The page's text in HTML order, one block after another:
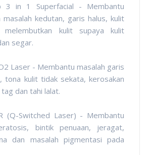
3 in 1 Superfacial - Membantu
masalah kedutan, garis halus, kulit
melembutkan kulit supaya kulit
segar.
Laser - Membantu masalah garis
tona kulit tidak sekata, kerosakan
dan tahi lalat.
(Q-Switched Laser) - Membantu
bintik penuaan, jeragat,
dan masalah pigmentasi pada